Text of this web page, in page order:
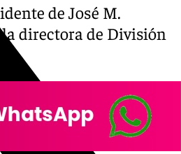
de José M.
la directora de División